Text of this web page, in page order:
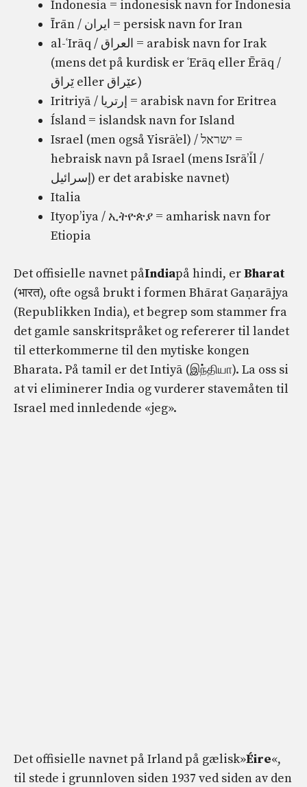
Indonesia = indonesisk navn for Indonesia
Īrān / ایران‎ = persisk navn for Iran
al-ʿIrāq / العراق‎ = arabisk navn for Irak
(mens det på kurdisk er ʿErāq eller Ērāq /
ێراق eller عێراق)
Iritriyā / إرتريا‎ = arabisk navn for Eritrea
Ísland = islandsk navn for Island
Israel (men også Yisrā’el) / ישראל =
hebraisk navn på Israel (mens Isrā’īl /
إسرائيل) er det arabiske navnet)
Italia
Ityop’iya / ኢትዮጵያ = amharisk navn for
Etiopia
Det offisielle navnet påIndiapå hindi, erBharat
(भारत), ofte også brukt i formen Bhārat Gaṇarājya
(Republikken India), et begrep som stammer fra
det gamle sanskritspråket og refererer til landet
til etterkommerne til den mytiske kongen
Bharata. På tamil er det Intiyā (இந்தியா). La oss si
at vi eliminerer India og vurderer stavemåten til
Israel med innledende «jeg».
Det offisielle navnet på Irland på gælisk»Éire«,
til stede i grunnloven siden 1937 ved siden av den